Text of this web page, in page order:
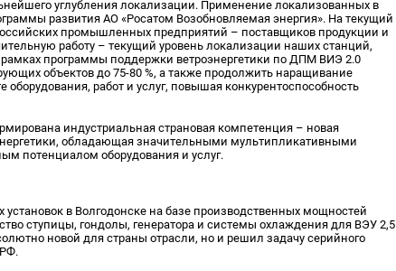
углубления локализации. Применение локализованных в
развития АО «Росатом Возобновляемая энергия». На текущий
промышленных предприятий – поставщиков продукции и
работу – текущий уровень локализации наших станций,
программы поддержки ветроэнергетики по ДПМ ВИЭ 2.0
объектов до 75-80 %, а также продолжить наращивание
работ и услуг, повышая конкурентоспособность
индустриальная страновая компетенция – новая
обладающая значительными мультипликативными
потенциалом оборудования и услуг.
в Волгодонске на базе производственных мощностей
ступицы, гондолы, генератора и системы охлаждения для ВЭУ 2,5
новой для страны отрасли, но и решил задачу серийного